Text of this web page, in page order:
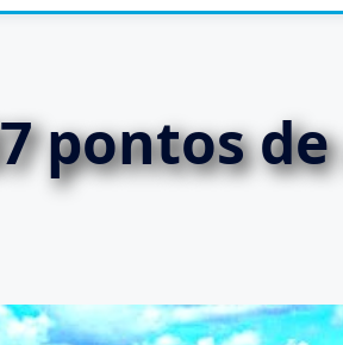
pontos